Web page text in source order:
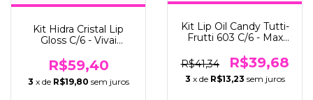
Kit Hidra Cristal Lip
Gloss C/6 - Vivai
R$59,40
3 x de R$19,80 sem juros
Kit Lip Oil Candy Tutti-
Frutti 603 C/6 - Max
R$41,34
R$39,68
3 x de R$13,23 sem juros